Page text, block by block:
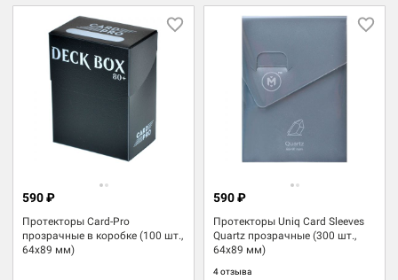
Протекторы Card-Pro
прозрачные в коробке (100 шт.,
64x89 мм)
590 ₽
Протекторы Uniq Card Sleeves
Quartz прозрачные (300 шт.,
64x89 мм)
4 отзыва
590 ₽